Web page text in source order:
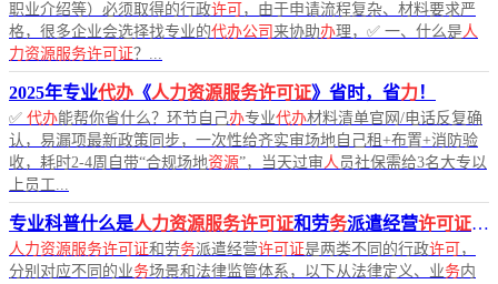
职业介绍等）必须取得的行政许可 ，由于申请流程复杂、材料要求严
格，很多企业会选择找专业的代办公司 来协助办理，✅ 一、什么是人
力资源服务许可证？...
2025年专业代办 《人力资源服务许可证》省时，省力！
✅ 代办能帮你省什么？环节自己办专业代办材料清单官网/电话反复确
认，易漏项最新政策同步，一次性给齐实审场地自己租+布置+消防验
收，耗时2-4周自带“合规场地资源”，当天过审人 员社保需给3名大专以
上员工...
专业科普什么是人力资源服务许可证和劳务派遣经营许可证，
人力资源服务许可证和劳务派遣经营许可证是两类不同的行政许可 ，
分别对应不同的业务场景和法律监管体系，以下从法律定义、业务内